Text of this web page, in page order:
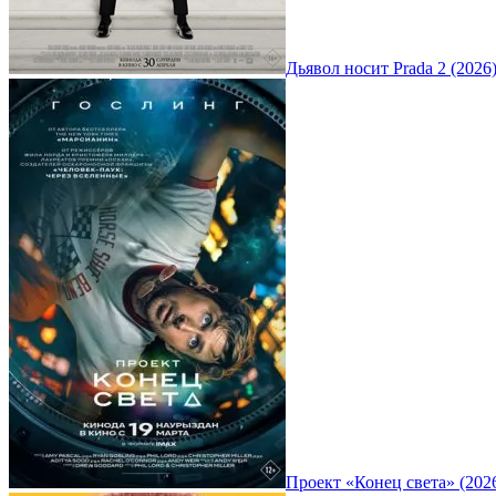
Дьявол носит Prada 2 (2026)
Проект «Конец света»